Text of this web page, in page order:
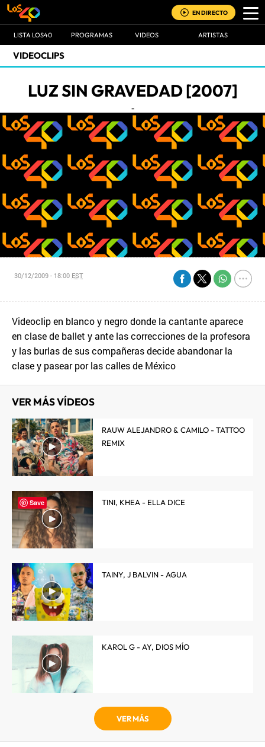
EN DIRECTO
LISTA LOS40 PROGRAMAS VIDEOS ARTISTAS
VIDEOCLIPS
LUZ SIN GRAVEDAD [2007]
-
30/12/2009 - 18:00 EST
Videoclip en blanco y negro donde la cantante aparece
en clase de ballet y ante las correcciones de la profesora
y las burlas de sus compañeras decide abandonar la
clase y pasear por las calles de México
VER MÁS VÍDEOS
RAUW ALEJANDRO & CAMILO - TATTOO
REMIX
TINI, KHEA - ELLA DICE
TAINY, J BALVIN - AGUA
KAROL G - AY, DIOS MÍO
VER MÁS
Save